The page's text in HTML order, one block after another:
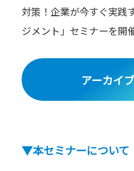
対策！企業が今すぐ実践
ジメント」セミナーを開
アーカイ
▼本セミナーについて